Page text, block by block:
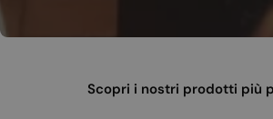
Scopri i nostri prodotti più